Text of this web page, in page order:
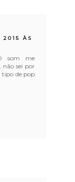
2015 ÀS
som me
não sei por
tipo de pop